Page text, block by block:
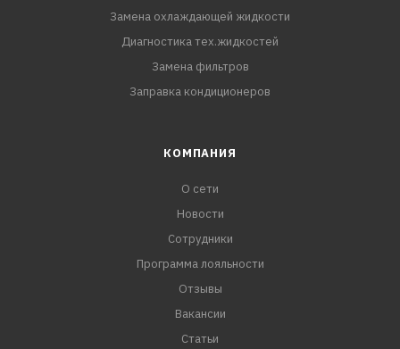
Замена охлаждающей жидкости
Диагностика тех.жидкостей
Замена фильтров
Заправка кондиционеров
КОМПАНИЯ
О сети
Новости
Сотрудники
Программа лояльности
Отзывы
Вакансии
Статьи